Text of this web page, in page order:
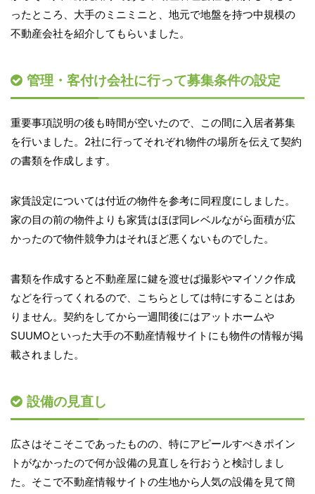
ったところ、大手のミニミニと、地元で地盤を持つ中規模の
不動産会社を紹介してもらいました。
管理・客付け会社に行って募集条件の設定
重要事項説明の後も時間が空いたので、この間に入居者募集
を行いました。2社に行ってそれぞれ物件の場所を伝えて契約
の書類を作成します。
家賃設定については付近の物件を参考に同程度にしました。
家の目の前の物件よりも家賃はほぼ同レベルながら面積が広
かったので物件競争力はそれほど悪くないものでした。
書類を作成すると不動産屋に鍵を渡せば撮影やマイソク作成
などを行ってくれるので、こちらとしては特にすることはあ
りません。契約をしてから一週間後にはアットホームや
SUUMOといった大手の不動産情報サイトにも物件の情報が掲
載されました。
設備の見直し
広さはそこそこであったものの、特にアピールすべきポイン
トがなかったので何か設備の見直しを行おうと検討しまし
た。そこで不動産情報サイトの生地から人気の設備を見て簡